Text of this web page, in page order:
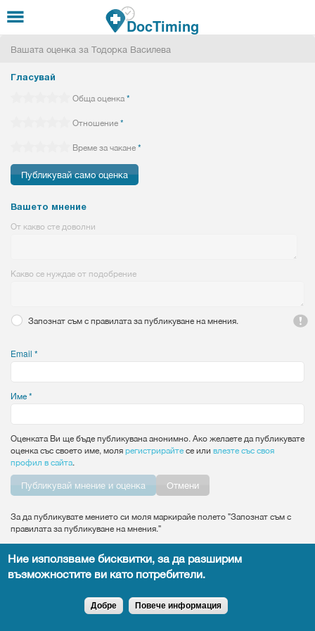
Премини към основното съдържание
DocTiming
Вашата оценка за Тодорка Василева
Гласувай
Обща оценка*
Отношение*
Време за чакане*
Вашето мнение
От какво сте доволни
Какво се нуждае от подобрение
Запознат съм с правилата за публикуване на мнения.
Email *
Име*
Оценката Ви ще бъде публикувана анонимно. Ако желаете да публикувате
оценка със своето име, молярегистрирайтесе или влезте със своя
профил в сайта.
Vertical Tabs
Отмени
За да публикувате мението си моля маркирайе полето "Запознат съм с
правилата за публикуване на мнения."
Всички права запазени DocTiming.bg - позоваването на съдържание от
Copyright © 2015leandigitalsolutions.com
Ние използваме бисквитки, за да разширим
възможностите ви като потребители.
Добре Повече информация